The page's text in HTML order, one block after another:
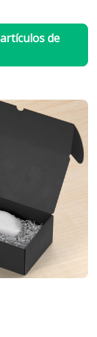
de